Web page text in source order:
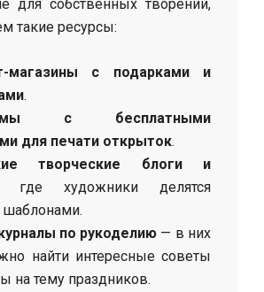
для собственных творений,
такие ресурсы:
магазины с подарками и
.
с бесплатными
для печати открыток.
творческие блоги и
где художники делятся
по рукоделию — в них
найти интересные советы
на тему праздников.